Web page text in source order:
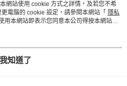
網站使用 cookie 方式之詳情，及若您不希
電腦的 cookie 設定，請參閱本網站「 隱私
用本網站即表示您同意本公司得按本網站使
我知道了